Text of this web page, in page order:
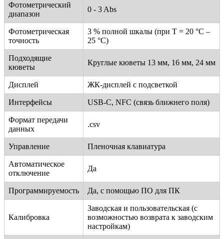
Фотометрический
диапазон
0 - 3 Abs
Фотометрическая
точность
3 % полной шкалы (при T = 20 °C –
25 °C)
Подходящие
кюветы
Круглые кюветы 13 мм, 16 мм, 24 мм
Дисплей ЖК-дисплей с подсветкой
Интерфейсы USB-C, NFC (связь ближнего поля)
Формат передачи
данных
.csv
Управление Пленочная клавиатура
Автоматическое
отключение
Да
Программируемость Да, с помощью ПО для ПК
Калибровка
Заводская и пользовательская (с
возможностью возврата к заводским
настройкам)